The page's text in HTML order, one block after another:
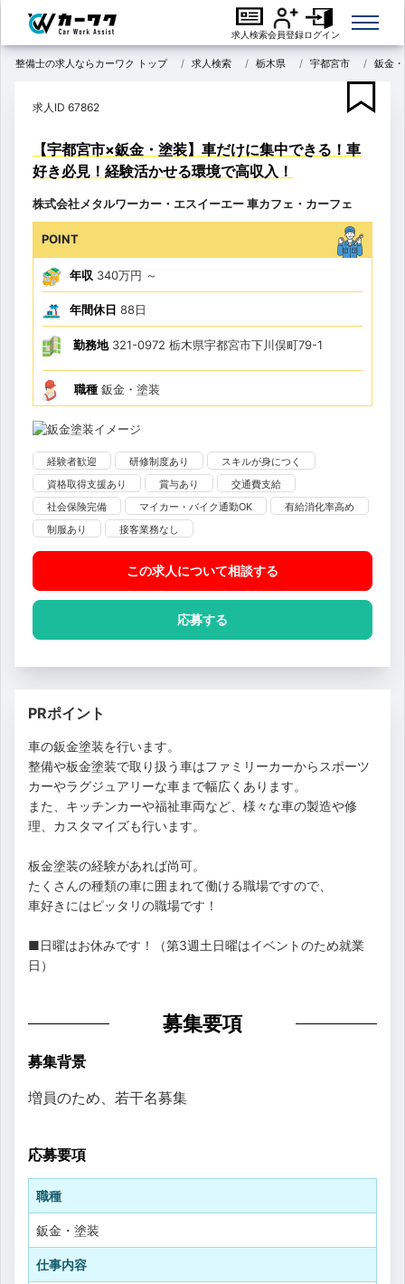
求人検索会員登録ログイン
整備士の求人ならカーワク トップ 求人検索 栃木県 宇都宮市 鈑金
求人ID 67862
【宇都宮市×鈑金・塗装】車だけに集中できる！車
好き必見！経験活かせる環境で高収入！
株式会社メタルワーカー・エスイーエー 車カフェ・カーフェ
POINT
年収 340万円 ～
年間休日 88日
勤務地321-0972 栃木県宇都宮市下川俣町79-1
職種 鈑金・塗装
経験者歓迎 研修制度あり
スキルが身につく
資格取得支援あり
賞与あり
交通費支給
社会保険完備
マイカー・バイク通勤OK
有給消化率高め
制服あり
接客業務なし
この求人について相談する
応募する
PRポイント
車の鈑金塗装を行います。
整備や板金塗装で取り扱う車はファミリーカーからスポーツ
カーやラグジュアリーな車まで幅広くあります。
また、キッチンカーや福祉車両など、様々な車の製造や修
理、カスタマイズも行います。
板金塗装の経験があれば尚可。
たくさんの種類の車に囲まれて働ける職場ですので、
車好きにはピッタリの職場です！
■日曜はお休みです！（第3週土日曜はイベントのため就業
日）
募集要項
募集背景
増員のため、若干名募集
応募要項
職種
鈑金・塗装
仕事内容